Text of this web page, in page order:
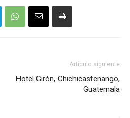
Artículo siguiente
Hotel Girón, Chichicastenango,
Guatemala